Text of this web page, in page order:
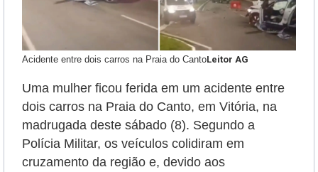
Acidente entre dois carros na Praia do CantoLeitor AG
Uma mulher ficou ferida em um acidente entre
dois carros na Praia do Canto, em Vitória, na
madrugada deste sábado (8). Segundo a
Polícia Militar, os veículos colidiram em
cruzamento da região e, devido aos